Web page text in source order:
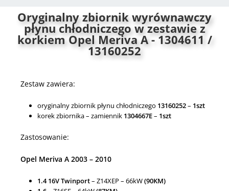
Oryginalny zbiornik wyrównawczy
płynu chłodniczego w zestawie z
korkiem Opel Meriva A - 1304611 /
13160252
Zestaw zawiera:
oryginalny zbiornik płynu chłodniczego 13160252– 1szt
korek zbiornika – zamiennik 1304667E– 1szt
Zastosowanie:
Opel Meriva A 2003 – 2010
1.4 16V Twinport– Z14XEP – 66kW(90KM)